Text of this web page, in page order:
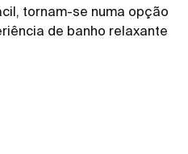
tornam-se numa opção
de banho relaxante